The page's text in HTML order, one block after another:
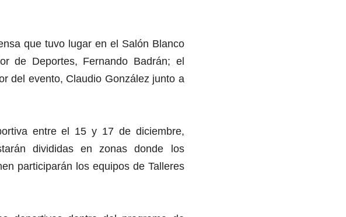
que tuvo lugar en el Salón Blanco
de Deportes, Fernando Badrán; el
del evento, Claudio González junto a
entre el 15 y 17 de diciembre,
divididas en zonas donde los
participarán los equipos de Talleres